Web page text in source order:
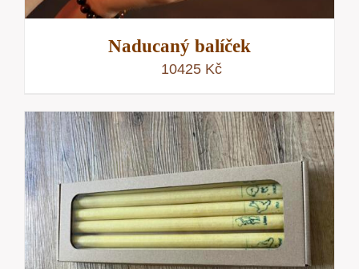
Naducaný balíček
10425 Kč